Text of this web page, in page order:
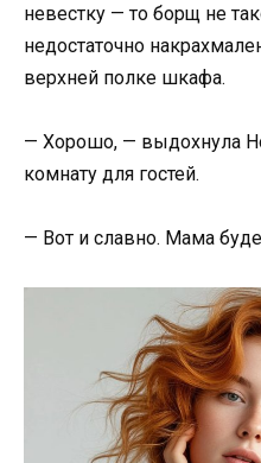
невестку — то борщ не
недостаточно
верхней полке шкафа.
— Хорошо, — выдохнула
комнату для гостей.
— Вот и славно. Мама